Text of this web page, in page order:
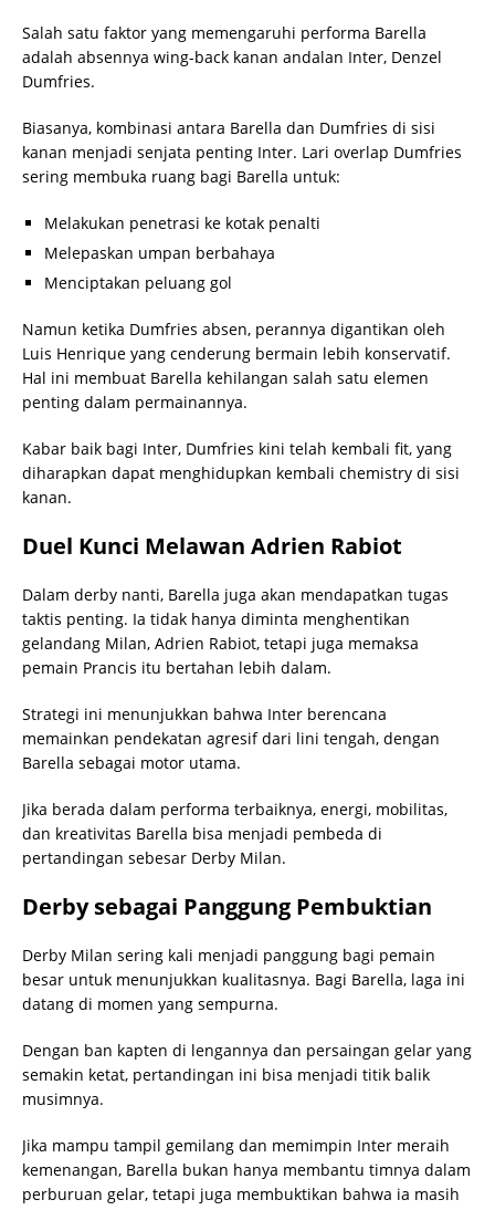
Salah satu faktor yang memengaruhi performa Barella
adalah absennya wing-back kanan andalan Inter, Denzel
Dumfries.
Biasanya, kombinasi antara Barella dan Dumfries di sisi
kanan menjadi senjata penting Inter. Lari overlap Dumfries
sering membuka ruang bagi Barella untuk:
Melakukan penetrasi ke kotak penalti
Melepaskan umpan berbahaya
Menciptakan peluang gol
Namun ketika Dumfries absen, perannya digantikan oleh
Luis Henrique yang cenderung bermain lebih konservatif.
Hal ini membuat Barella kehilangan salah satu elemen
penting dalam permainannya.
Kabar baik bagi Inter, Dumfries kini telah kembali fit, yang
diharapkan dapat menghidupkan kembali chemistry di sisi
kanan.
Duel Kunci Melawan Adrien Rabiot
Dalam derby nanti, Barella juga akan mendapatkan tugas
taktis penting. Ia tidak hanya diminta menghentikan
gelandang Milan, Adrien Rabiot, tetapi juga memaksa
pemain Prancis itu bertahan lebih dalam.
Strategi ini menunjukkan bahwa Inter berencana
memainkan pendekatan agresif dari lini tengah, dengan
Barella sebagai motor utama.
Jika berada dalam performa terbaiknya, energi, mobilitas,
dan kreativitas Barella bisa menjadi pembeda di
pertandingan sebesar Derby Milan.
Derby sebagai Panggung Pembuktian
Derby Milan sering kali menjadi panggung bagi pemain
besar untuk menunjukkan kualitasnya. Bagi Barella, laga ini
datang di momen yang sempurna.
Dengan ban kapten di lengannya dan persaingan gelar yang
semakin ketat, pertandingan ini bisa menjadi titik balik
musimnya.
Jika mampu tampil gemilang dan memimpin Inter meraih
kemenangan, Barella bukan hanya membantu timnya dalam
perburuan gelar, tetapi juga membuktikan bahwa ia masih